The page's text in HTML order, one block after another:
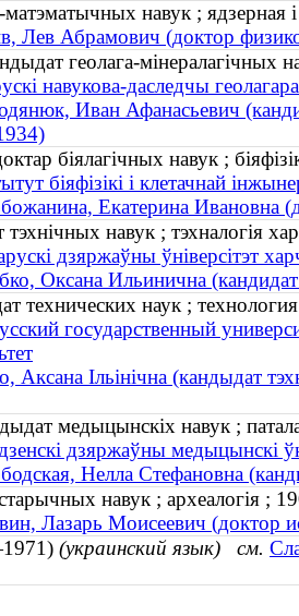
матэматычных навук ; ядзерная
Лев Абрамович (доктор
геолага-мінералагічных
навукова-даследчы
Иван Афанасьевич
біялагічных навук ;
біяфізікі і клетачнай
Екатерина Ивановна
тэхнічных навук ; тэхналогія
дзяржаўны ўніверсітэт
Оксана Ильинична
технических наук ;
государственный
Аксана Ільінічна (кандыдат
медыцынскіх навук ;
дзяржаўны медыцынскі
Нелла Стефановна
навук ; археалогія ;
Лазарь Моисеевич (доктор
(украинский язык) см.